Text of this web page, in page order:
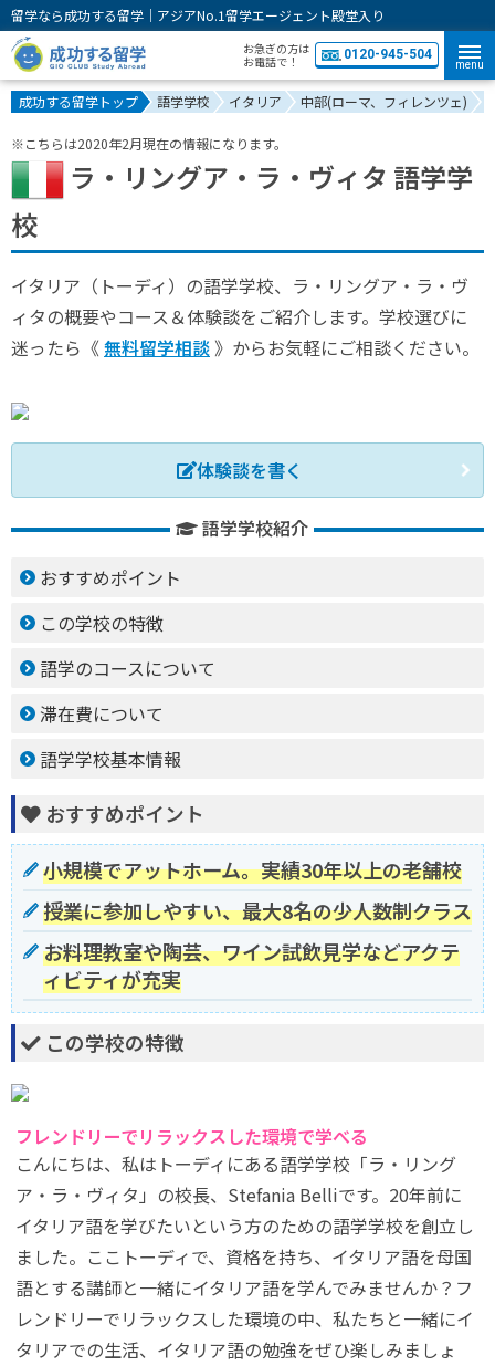
留学なら成功する留学｜アジアNo.1留学エージェント殿堂入り
お急ぎの方は
お電話で！
0120-945-504
menu
成功する留学トップ 語学学校 イタリア 中部(ローマ、フィレンツェ)
※こちらは2020年2月現在の情報になります。
ラ・リングア・ラ・ヴィタ 語学学
校
イタリア（トーディ）の語学学校、ラ・リングア・ラ・ヴ
ィタの概要やコース＆体験談をご紹介します。学校選びに
迷ったら《 無料留学相談 》からお気軽にご相談ください。
体験談を書く
語学学校紹介
おすすめポイント
この学校の特徴
語学のコースについて
滞在費について
語学学校基本情報
おすすめポイント
小規模でアットホーム。実績30年以上の老舗校
授業に参加しやすい、最大8名の少人数制クラス
お料理教室や陶芸、ワイン試飲見学などアクテ
ィビティが充実
この学校の特徴
フレンドリーでリラックスした環境で学べる
こんにちは、私はトーディにある語学学校「ラ・リング
ア・ラ・ヴィタ」の校長、Stefania Belliです。20年前に
イタリア語を学びたいという方のための語学学校を創立し
ました。ここトーディで、資格を持ち、イタリア語を母国
語とする講師と一緒にイタリア語を学んでみませんか？フ
レンドリーでリラックスした環境の中、私たちと一緒にイ
タリアでの生活、イタリア語の勉強をぜひ楽しみましょ